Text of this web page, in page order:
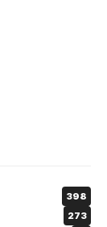
398
273